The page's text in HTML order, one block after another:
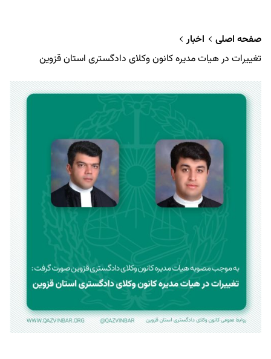
صفحه اصلی
اخبار
تغییرات در هیات مدیره کانون وکلای دادگستری استان قزوین